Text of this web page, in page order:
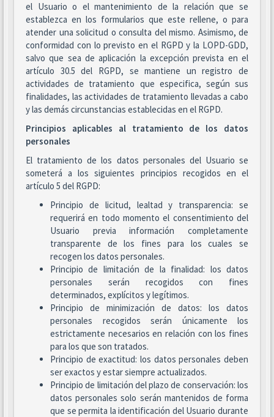
el Usuario o el mantenimiento de la relación que se
establezca en los formularios que este rellene, o para
atender una solicitud o consulta del mismo. Asimismo, de
conformidad con lo previsto en el RGPD y la LOPD-GDD,
salvo que sea de aplicación la excepción prevista en el
artículo 30.5 del RGPD, se mantiene un registro de
actividades de tratamiento que especifica, según sus
finalidades, las actividades de tratamiento llevadas a cabo
y las demás circunstancias establecidas en el RGPD.
Principios aplicables al tratamiento de los datos
personales
El tratamiento de los datos personales del Usuario se
someterá a los siguientes principios recogidos en el
artículo 5 del RGPD:
Principio de licitud, lealtad y transparencia: se
requerirá en todo momento el consentimiento del
Usuario previa información completamente
transparente de los fines para los cuales se
recogen los datos personales.
Principio de limitación de la finalidad: los datos
personales serán recogidos con fines
determinados, explícitos y legítimos.
Principio de minimización de datos: los datos
personales recogidos serán únicamente los
estrictamente necesarios en relación con los fines
para los que son tratados.
Principio de exactitud: los datos personales deben
ser exactos y estar siempre actualizados.
Principio de limitación del plazo de conservación: los
datos personales solo serán mantenidos de forma
que se permita la identificación del Usuario durante